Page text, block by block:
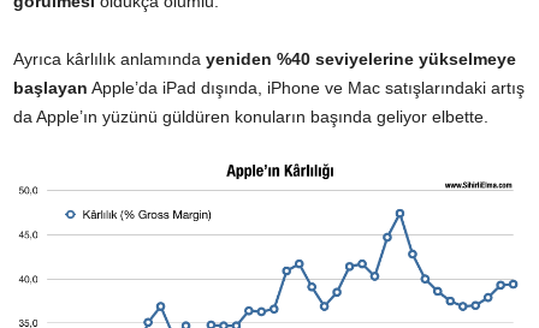
Ayrıca kârlılık anlamında yeniden %40 seviyelerine yükselmeye
başlayan Apple’da iPad dışında, iPhone ve Mac satışlarındaki artış
da Apple’ın yüzünü güldüren konuların başında geliyor elbette.